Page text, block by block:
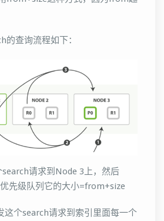
的查询流程如下：
请求到Node 3上，然后
先级队列它的大小=from+size
这个search请求到索引里面每一个